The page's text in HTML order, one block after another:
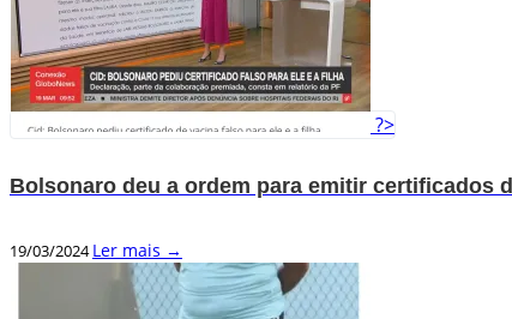
?>
Bolsonaro deu a ordem para emitir certificados
19/03/2024Ler mais →